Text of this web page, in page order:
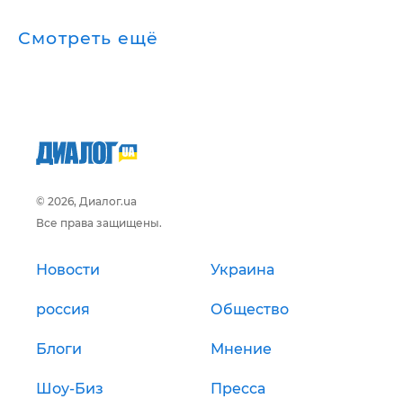
Смотреть ещё
© 2026, Диалог.ua
Все права защищены.
Новости Украина
россия Общество
Блоги Мнение
Шоу-Биз Пресса